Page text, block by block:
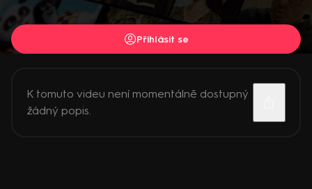
Přihlásit se
K tomuto videu není momentálně dostupný
žádný popis.